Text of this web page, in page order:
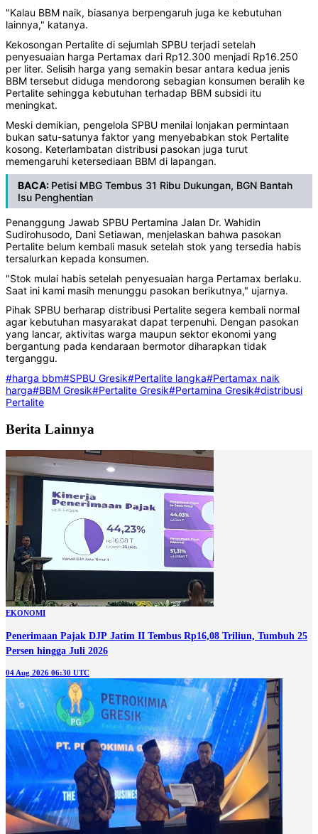
"Kalau BBM naik, biasanya berpengaruh juga ke kebutuhan
lainnya," katanya.
Kekosongan Pertalite di sejumlah SPBU terjadi setelah
penyesuaian harga Pertamax dari Rp12.300 menjadi Rp16.250
per liter. Selisih harga yang semakin besar antara kedua jenis
BBM tersebut diduga mendorong sebagian konsumen beralih ke
Pertalite sehingga kebutuhan terhadap BBM subsidi itu
meningkat.
Meski demikian, pengelola SPBU menilai lonjakan permintaan
bukan satu-satunya faktor yang menyebabkan stok Pertalite
kosong. Keterlambatan distribusi pasokan juga turut
memengaruhi ketersediaan BBM di lapangan.
BACA: Petisi MBG Tembus 31 Ribu Dukungan, BGN Bantah
Isu Penghentian
Penanggung Jawab SPBU Pertamina Jalan Dr. Wahidin
Sudirohusodo, Dani Setiawan, menjelaskan bahwa pasokan
Pertalite belum kembali masuk setelah stok yang tersedia habis
tersalurkan kepada konsumen.
"Stok mulai habis setelah penyesuaian harga Pertamax berlaku.
Saat ini kami masih menunggu pasokan berikutnya," ujarnya.
Pihak SPBU berharap distribusi Pertalite segera kembali normal
agar kebutuhan masyarakat dapat terpenuhi. Dengan pasokan
yang lancar, aktivitas warga maupun sektor ekonomi yang
bergantung pada kendaraan bermotor diharapkan tidak
terganggu.
#harga bbm#SPBU Gresik#Pertalite langka#Pertamax naik
harga#BBM Gresik#Pertalite Gresik#Pertamina Gresik#distribusi
Pertalite
Berita Lainnya
EKONOMI
Penerimaan Pajak DJP Jatim II Tembus Rp16,08 Triliun, Tumbuh 25
Persen hingga Juli 2026
04 Aug 2026 06:30 UTC